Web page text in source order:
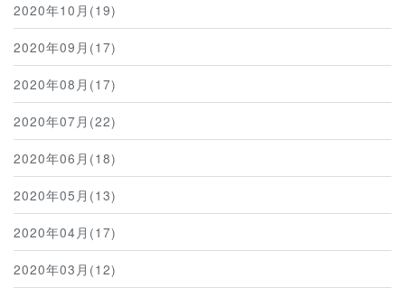
2020年10月(19)
2020年09月(17)
2020年08月(17)
2020年07月(22)
2020年06月(18)
2020年05月(13)
2020年04月(17)
2020年03月(12)